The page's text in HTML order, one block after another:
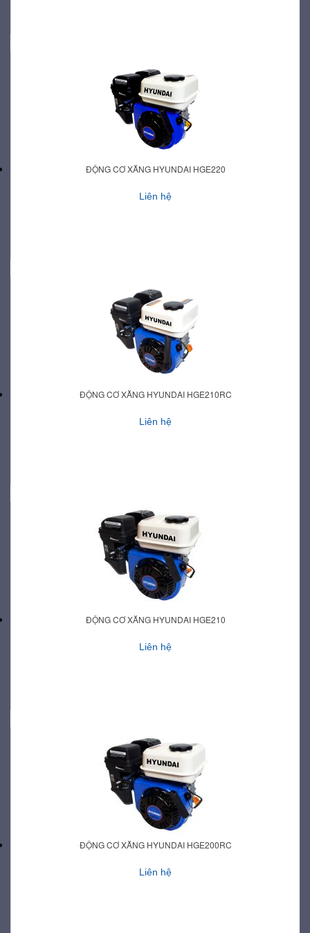
ĐỘNG CƠ XĂNG HYUNDAI HGE220
Liên hệ
ĐỘNG CƠ XĂNG HYUNDAI HGE210RC
Liên hệ
ĐỘNG CƠ XĂNG HYUNDAI HGE210
Liên hệ
ĐỘNG CƠ XĂNG HYUNDAI HGE200RC
Liên hệ